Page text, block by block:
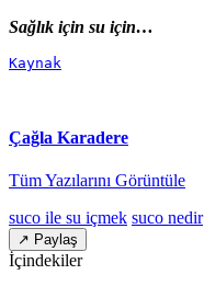
Sağlık için su için…
Kaynak
Çağla Karadere
Tüm Yazılarını Görüntüle
suco ile su içmek suco nedir
↗ Paylaş
İçindekiler